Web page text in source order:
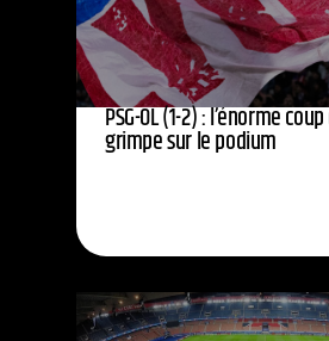
PSG-OL (1-2) : l’énorme
grimpe sur le podium